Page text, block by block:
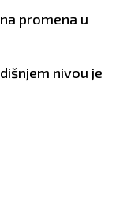
promena u
nivou je